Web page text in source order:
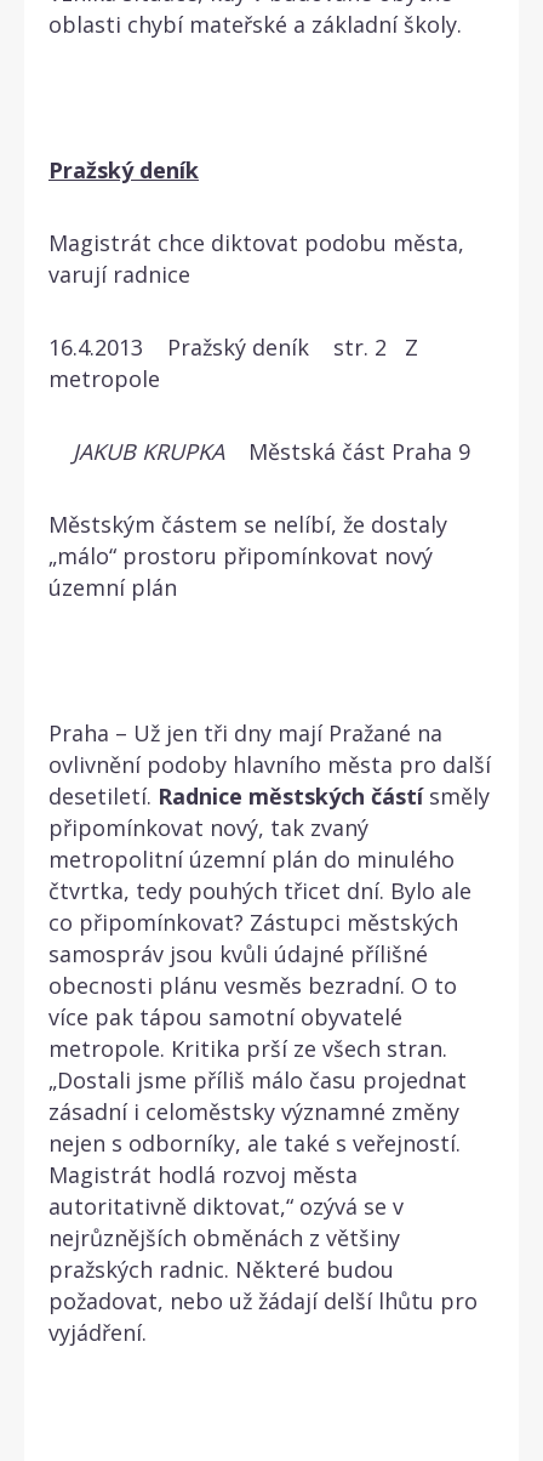
oblasti chybí mateřské a základní školy.
Pražský deník
Magistrát chce diktovat podobu města,
varují radnice
16.4.2013 Pražský deník str. 2 Z
metropole
JAKUB KRUPKAMěstská část Praha 9
Městským částem se nelíbí, že dostaly
„málo“ prostoru připomínkovat nový
územní plán
Praha – Už jen tři dny mají Pražané na
ovlivnění podoby hlavního města pro další
desetiletí. Radnice městských částísměly
připomínkovat nový, tak zvaný
metropolitní územní plán do minulého
čtvrtka, tedy pouhých třicet dní. Bylo ale
co připomínkovat? Zástupci městských
samospráv jsou kvůli údajné přílišné
obecnosti plánu vesměs bezradní. O to
více pak tápou samotní obyvatelé
metropole. Kritika prší ze všech stran.
„Dostali jsme příliš málo času projednat
zásadní i celoměstsky významné změny
nejen s odborníky, ale také s veřejností.
Magistrát hodlá rozvoj města
autoritativně diktovat,“ ozývá se v
nejrůznějších obměnách z většiny
pražských radnic. Některé budou
požadovat, nebo už žádají delší lhůtu pro
vyjádření.